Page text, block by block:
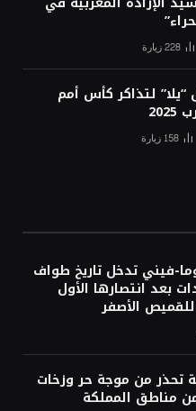
228زيارة
لتذاكر كأس أمم
158 زيارة
فيني تدخل تاريخ طواف
بعد انتصارها الأول
الأصفر
تحذر من موجة حر وزخات
مناطق المملكة